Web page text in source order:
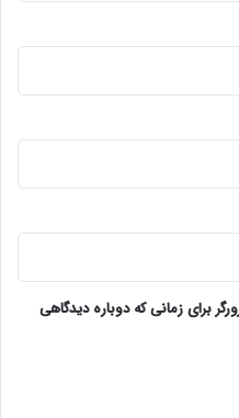
برای زمانی که دوباره دیدگاهی